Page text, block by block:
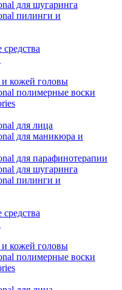
для шугаринга
пилинги и
и кожей головы
полимерные воски
для лица
для маникюра и
для парафинотерапии
для шугаринга
пилинги и
и кожей головы
полимерные воски